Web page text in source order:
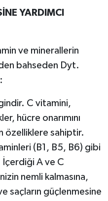
YARDIMCI
ve minerallerin
bahseden Dyt.
C vitamini,
hücre onarımını
özelliklere sahiptir.
(B1, B5, B6) gibi
A ve C
nemli kalmasına,
saçların güçlenmesine